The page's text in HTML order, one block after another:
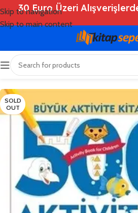
Skip to navigation
Skip to main content
30 Euro Üzeri
Ana Sayfa Shop
SOLD
OUT